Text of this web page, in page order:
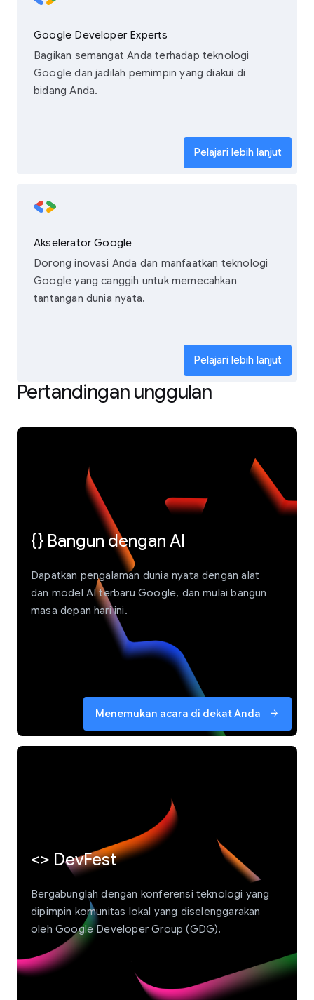
Google Developer Experts
Bagikan semangat Anda terhadap teknologi
Google dan jadilah pemimpin yang diakui di
bidang Anda.
Pelajari lebih lanjut
Akselerator Google
Dorong inovasi Anda dan manfaatkan teknologi
Google yang canggih untuk memecahkan
tantangan dunia nyata.
Pelajari lebih lanjut
Pertandingan unggulan
{} Bangun dengan AI
Dapatkan pengalaman dunia nyata dengan alat
dan model AI terbaru Google, dan mulai bangun
masa depan hari ini.
Menemukan acara di dekat Anda arrow_forward
<> DevFest
Bergabunglah dengan konferensi teknologi yang
dipimpin komunitas lokal yang diselenggarakan
oleh Google Developer Group (GDG).